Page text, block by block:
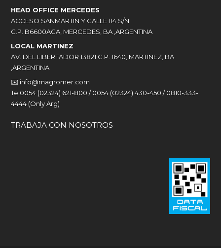
HEAD OFFICE MERCEDES
ACCESO SANMARTIN Y CALLE 114 S/N
C.P. B6600AGA, MERCEDES, BA ,ARGENTINA
LOCAL MARTINEZ
AV. DEL LIBERTADOR 13821 C.P. 1640, MARTINEZ, BA
,ARGENTINA
✉️ info@magromer.com
Te 0054 (02324) 621-800 / 0054 (02324) 430-450 / 0810-333-
4444 (Only Arg)
TRABAJA CON NOSOTROS